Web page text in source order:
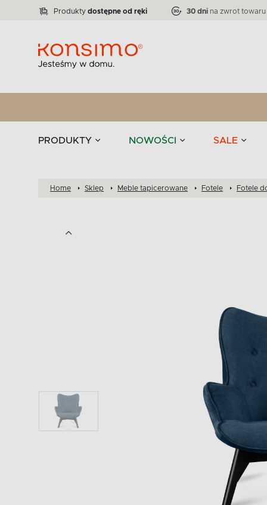
Produkty dostępne od ręki 30 dni na zwrot towaru
PRODUKTY NOWOŚCI SALE
Zastawy
Kolekcja narożników RATLO -39 %
VICTO Liczba produktów:71
ELEGANT Liczba produktów:864
stołowe
Home Sklep Meble tapicerowane Fotele Fotele